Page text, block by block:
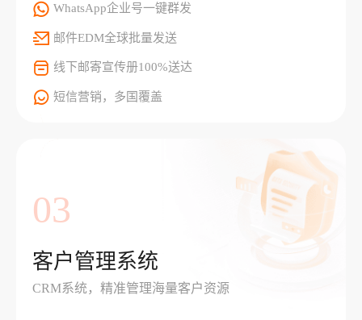
WhatsApp企业号一键群发
邮件EDM全球批量发送
线下邮寄宣传册100%送达
短信营销，多国覆盖
03
客户管理系统
CRM系统，精准管理海量客户资源